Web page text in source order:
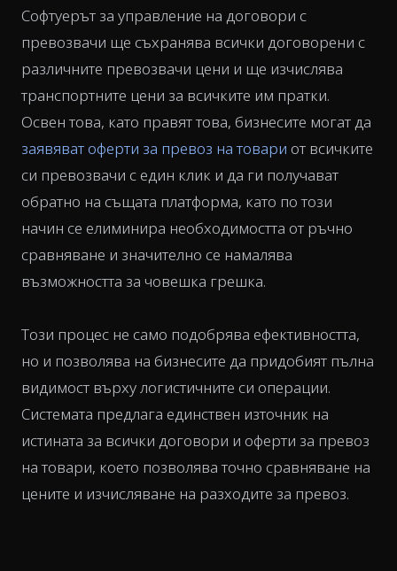
Софтуерът за управление на договори с
превозвачи ще съхранява всички договорени с
различните превозвачи цени и ще изчислява
транспортните цени за всичките им пратки.
Освен това, като правят това, бизнесите могат да
заявяват оферти за превоз на товари от всичките
си превозвачи с един клик и да ги получават
обратно на същата платформа, като по този
начин се елиминира необходимостта от ръчно
сравняване и значително се намалява
възможността за човешка грешка.
Този процес не само подобрява ефективността,
но и позволява на бизнесите да придобият пълна
видимост върху логистичните си операции.
Системата предлага единствен източник на
истината за всички договори и оферти за превоз
на товари, което позволява точно сравняване на
цените и изчисляване на разходите за превоз.